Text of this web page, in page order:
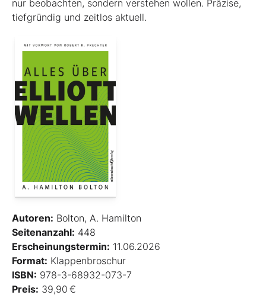
nur beobachten, sondern verstehen wollen. Präzise,
tiefgründig und zeitlos aktuell.
Autoren: Bolton, A. Hamilton
Seitenanzahl: 448
Erscheinungstermin: 11.06.2026
Format: Klappenbroschur
ISBN: 978-3-68932-073-7
Preis: 39,90 €